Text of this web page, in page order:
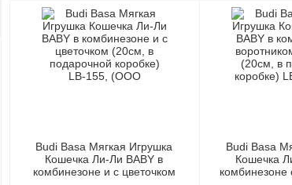
Budi Basa Мягкая Игрушка
Кошечка Ли-Ли BABY в
комбинезоне и с цветочком
Budi Basa
Кошечка
комбинезоне